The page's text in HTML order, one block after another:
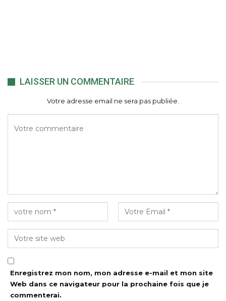
LAISSER UN COMMENTAIRE
Votre adresse email ne sera pas publiée.
Enregistrez mon nom, mon adresse e-mail et mon site
Web dans ce navigateur pour la prochaine fois que je
commenterai.